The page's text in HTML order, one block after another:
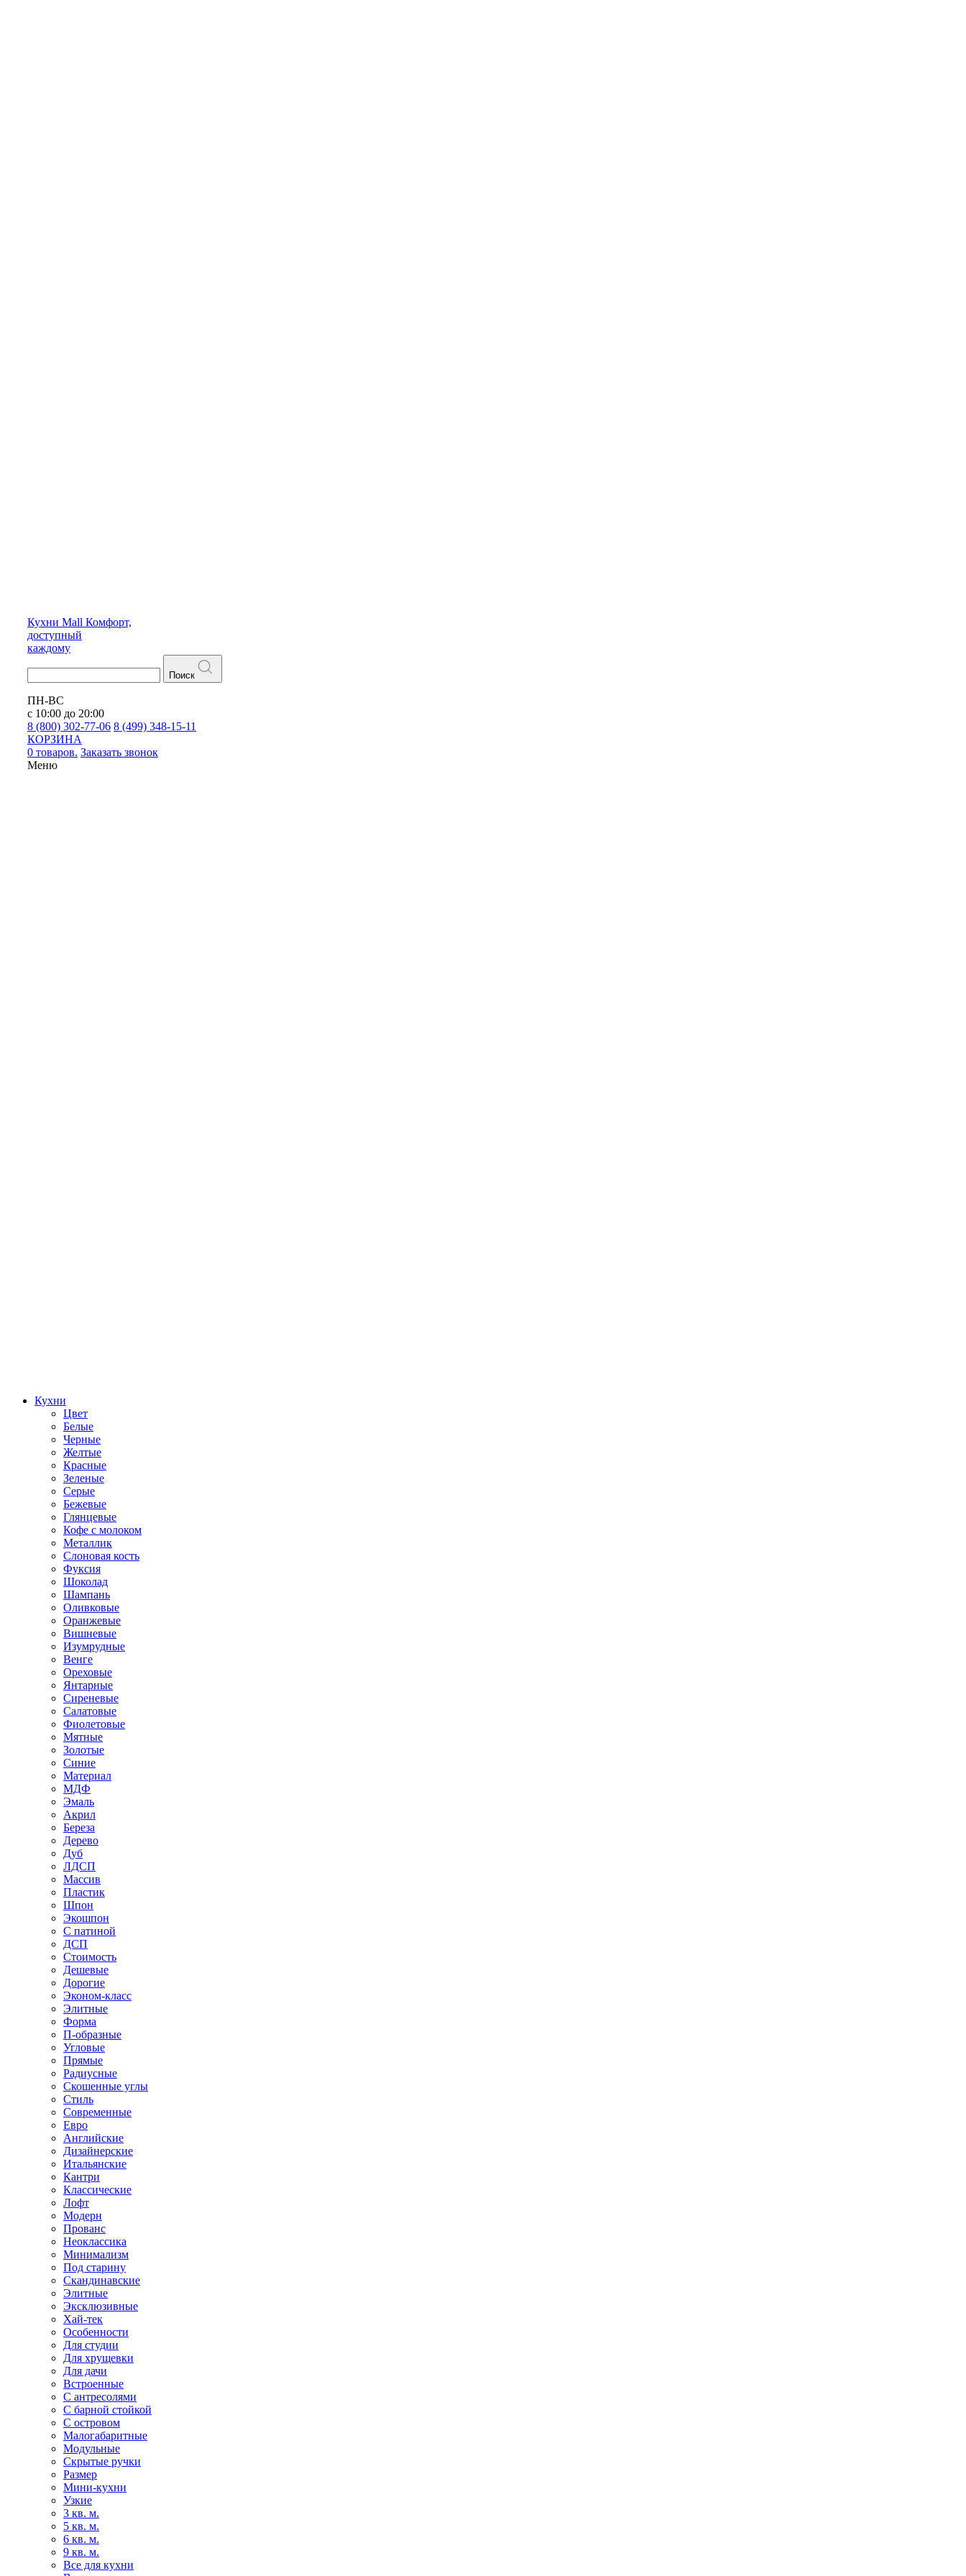
Кухни Mall Комфорт,
доступный
каждому
Поиск
ПН-ВС
с 10:00 до 20:00
8 (800) 302-77-06 8 (499) 348-15-11
КОРЗИНА
0 товаров. Заказать звонок
Меню
Кухни
Цвет
Белые
Черные
Желтые
Красные
Зеленые
Серые
Бежевые
Глянцевые
Кофе с молоком
Металлик
Слоновая кость
Фуксия
Шоколад
Шампань
Оливковые
Оранжевые
Вишневые
Изумрудные
Венге
Ореховые
Янтарные
Сиреневые
Салатовые
Фиолетовые
Мятные
Золотые
Синие
Материал
МДФ
Эмаль
Акрил
Береза
Дерево
Дуб
ЛДСП
Массив
Пластик
Шпон
Экошпон
С патиной
ДСП
Стоимость
Дешевые
Дорогие
Эконом-класс
Элитные
Форма
П-образные
Угловые
Прямые
Радиусные
Скошенные углы
Стиль
Современные
Евро
Английские
Дизайнерские
Итальянские
Кантри
Классические
Лофт
Модерн
Прованс
Неоклассика
Минимализм
Под старину
Скандинавские
Элитные
Эксклюзивные
Хай-тек
Особенности
Для студии
Для хрущевки
Для дачи
Встроенные
С антресолями
С барной стойкой
С островом
Малогабаритные
Модульные
Скрытые ручки
Размер
Мини-кухни
Узкие
3 кв. м.
5 кв. м.
6 кв. м.
9 кв. м.
Все для кухни